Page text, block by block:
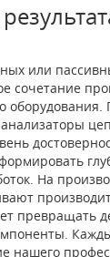
или
сочетание
На
превращать
нашего